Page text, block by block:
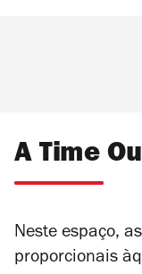
A Time
Neste espaço,
proporcionais